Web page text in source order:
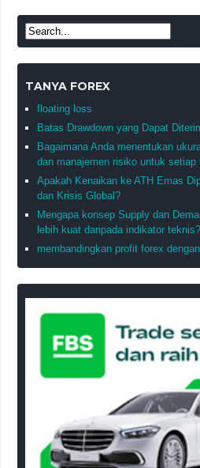
TANYA FOREX
floating loss
Batas Drawdown yang Dapat
Bagaimana Anda menentukan
dan manajemen risiko untuk setiap
Apakah Kenaikan ke ATH Emas
dan Krisis Global?
Mengapa konsep Supply dan
lebih kuat daripada indikator teknis?
membandingkan profit forex